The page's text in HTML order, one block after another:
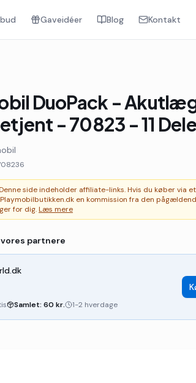
Gaveidéer Blog Kontakt
DuoPack -
- 70823 - 11 Dele
side indeholder affiliate-links. Hvis du køber via
en kommission fra den
for dig.Læs mere
partnere
Samlet: 60 kr. 1-2 hverdage